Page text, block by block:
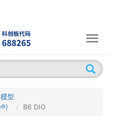
Toggle
型
）
B6 DIO